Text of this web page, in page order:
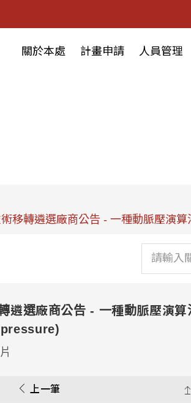
關於本處 計畫申請 人員管理
移轉遴選廠商公告 - 一種動脈壓演
遴選廠商公告 - 一種動脈壓演
上一筆